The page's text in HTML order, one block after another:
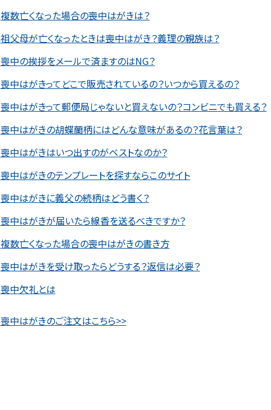
複数亡くなった場合の喪中はがきは？
祖父母が亡くなったときは喪中はがき？義理の親族は？
喪中の挨拶をメールで済ますのはNG？
喪中はがきってどこで販売されているの？いつから買えるの？
喪中はがきって郵便局じゃないと買えないの？コンビニでも買える？
喪中はがきの胡蝶蘭柄にはどんな意味があるの？花言葉は？
喪中はがきはいつ出すのがベストなのか？
喪中はがきのテンプレートを探すならこのサイト
喪中はがきに義父の続柄はどう書く？
喪中はがきが届いたら線香を送るべきですか？
複数亡くなった場合の喪中はがきの書き方
喪中はがきを受け取ったらどうする？返信は必要？
喪中欠礼とは
喪中はがきのご注文はこちら>>